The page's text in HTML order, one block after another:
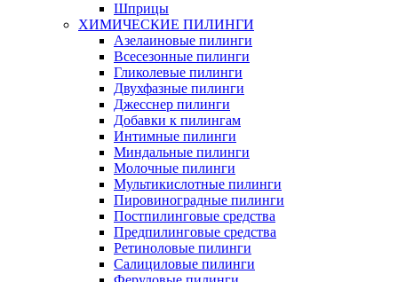
Шприцы
ХИМИЧЕСКИЕ ПИЛИНГИ
Азелаиновые пилинги
Всесезонные пилинги
Гликолевые пилинги
Двухфазные пилинги
Джесснер пилинги
Добавки к пилингам
Интимные пилинги
Миндальные пилинги
Молочные пилинги
Мультикислотные пилинги
Пировиноградные пилинги
Постпилинговые средства
Предпилинговые средства
Ретиноловые пилинги
Салициловые пилинги